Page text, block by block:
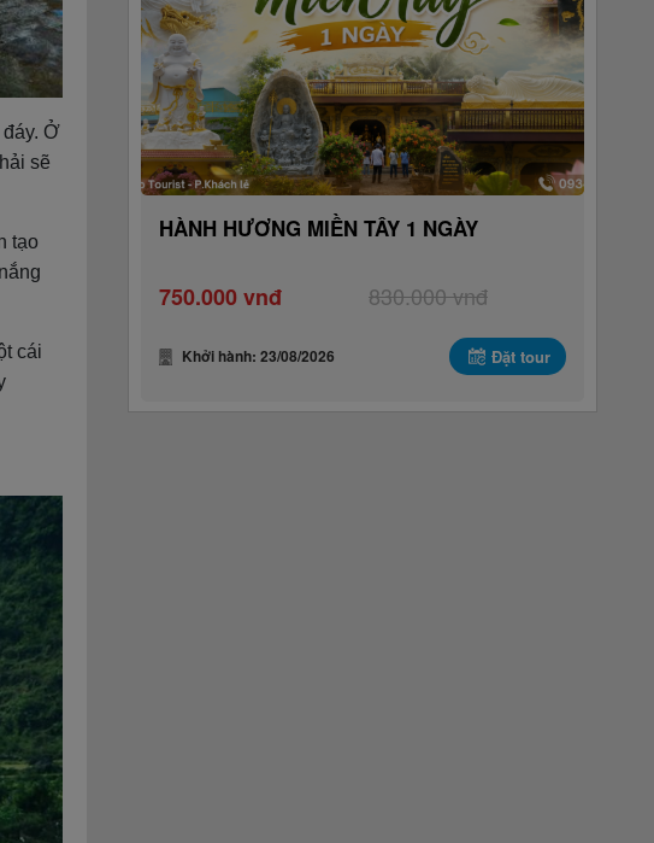
Ở
sẽ
tạo
cái
HÀNH HƯƠNG MIỀN TÂY 1 NGÀY
750.000 vnđ 830.000 vnđ
Khởi hành: 23/08/2026 Đặt tour